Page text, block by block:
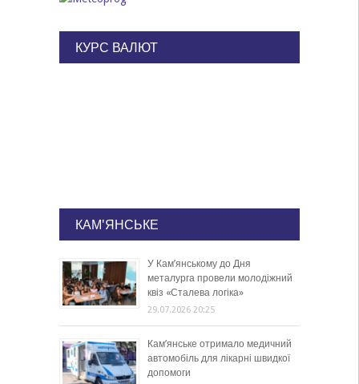
КУРС ВАЛЮТ
КАМ'ЯНСЬКЕ
У Кам’янському до Дня
металурга провели молодіжний
квіз «Сталева логіка»
29.07.2026 20:25
Кам’янське отримало медичний
автомобіль для лікарні швидкої
допомоги